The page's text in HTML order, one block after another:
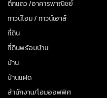
ตึกแถว /อาคารพาณิชย์
ทาวน์โฮม / ทาวน์เฮาส์
ที่ดิน
ที่ดินพร้อมบ้าน
บ้าน
บ้านแฝด
สำนักงาน/โฮมออฟฟิศ